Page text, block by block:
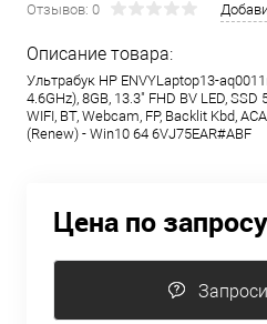
Отзывов: 0
Описание товара:
Ультрабук HP ENVYLaptop13-
4.6GHz), 8GB, 13.3" FHD BV LED, SSD
WIFI, BT, Webcam, FP, Backlit Kbd,
(Renew) - Win10 64 6VJ75EAR#ABF
Цена по запросу